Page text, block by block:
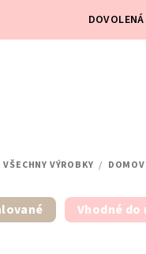
VŠECHNY VÝROBKY / DOMOV
Vhodné do